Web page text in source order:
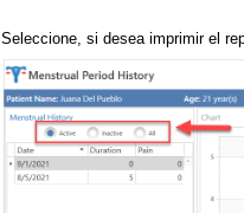
Seleccione, si desea imprimir el